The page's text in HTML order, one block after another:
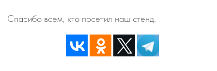
Спасибо всем, кто посетил наш стенд.